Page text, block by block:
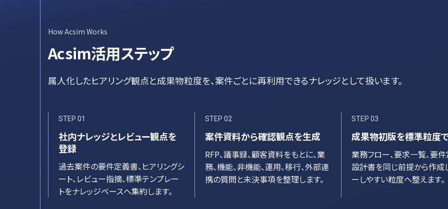
How Acsim Works
Acsim活用ステップ
属人化したヒアリング観点と成果物粒度を、案件ごとに再利用できるナレッジとして扱います。
STEP 01
社内ナレッジとレビュー観点を
登録
過去案件の要件定義書、ヒアリングシ
ート、レビュー指摘、標準テンプレー
トをナレッジベースへ集約します。
STEP 02
案件資料から確認観点を生成
RFP、議事録、顧客資料をもとに、業
務、機能、非機能、運用、移行、外部連
携の質問と未決事項を整理します。
STEP 03
成果物初版を標準粒度
業務フロー、要求一覧、要件
設計書を同じ前提から作成
ーしやすい粒度へ整えます。